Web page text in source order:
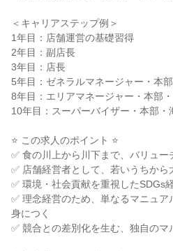
＜キャリアステップ例＞
1年目：店舗運営の基礎習得
2年目：副店長
3年目：店長
5年目：ゼネラルマネージャー・本
8年目：エリアマネージャー・本部
10年目：スーパーバイザー・本部・
⭐ この求人のポイント ⭐
✅ 食の川上から川下まで、バリュー
✅ 店舗経営者として、若いうちか
✅ 環境・社会貢献を重視したSDGs
✅ 理念経営のため、単なるマニュ
身につく
✅ 競合との差別化を生む、独自の